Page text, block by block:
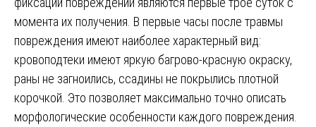
момента их получения. В первые часы после травмы
повреждения имеют наиболее характерный вид:
кровоподтеки имеют яркую багрово-красную окраску,
раны не загноились, ссадины не покрылись плотной
корочкой. Это позволяет максимально точно описать
морфологические особенности каждого повреждения.